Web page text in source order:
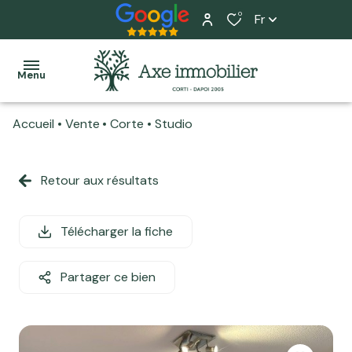
0 Fr
Menu
Ventes
Tous
biens
Terrains
Tous
biens
Local
Programme
Estimation
L'équipe
Nos
services
Home
Accueil Vente Corte Studio
Retour aux résultats
Télécharger la fiche
Partager ce bien